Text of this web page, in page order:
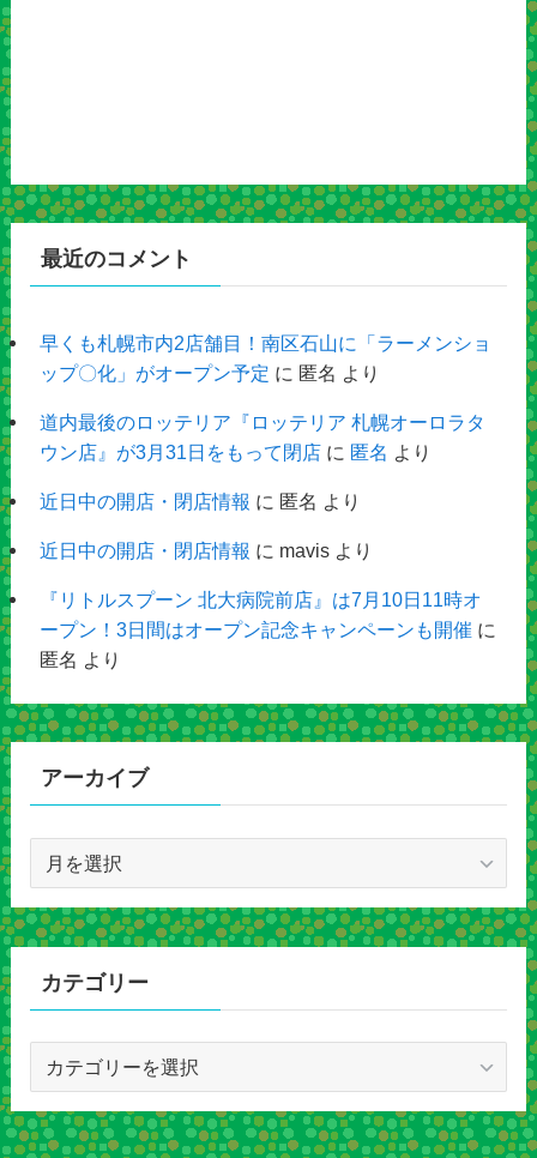
最近のコメント
早くも札幌市内2店舗目！南区石山に「ラーメンショ
ップ〇化」がオープン予定 に 匿名 より
道内最後のロッテリア『ロッテリア 札幌オーロラタ
ウン店』が3月31日をもって閉店に 匿名 より
近日中の開店・閉店情報 に 匿名 より
近日中の開店・閉店情報 に mavisより
『リトルスプーン 北大病院前店』は7月10日11時オ
ープン！3日間はオープン記念キャンペーンも開催 に
匿名 より
アーカイブ
カ
イ
カテゴリー
ゴ
リ